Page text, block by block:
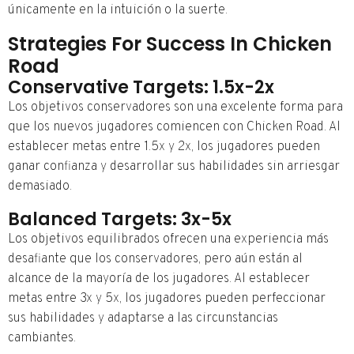
únicamente en la intuición o la suerte.
Strategies For Success In Chicken
Road
Conservative Targets: 1.5x-2x
Los objetivos conservadores son una excelente forma para
que los nuevos jugadores comiencen con Chicken Road. Al
establecer metas entre 1.5x y 2x, los jugadores pueden
ganar confianza y desarrollar sus habilidades sin arriesgar
demasiado.
Balanced Targets: 3x-5x
Los objetivos equilibrados ofrecen una experiencia más
desafiante que los conservadores, pero aún están al
alcance de la mayoría de los jugadores. Al establecer
metas entre 3x y 5x, los jugadores pueden perfeccionar
sus habilidades y adaptarse a las circunstancias
cambiantes.